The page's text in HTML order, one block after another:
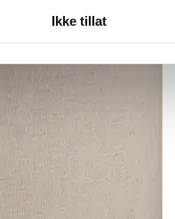
Ikke tillat